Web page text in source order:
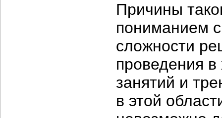
Причины
пониманием
сложности
проведения в
занятий и
в этой